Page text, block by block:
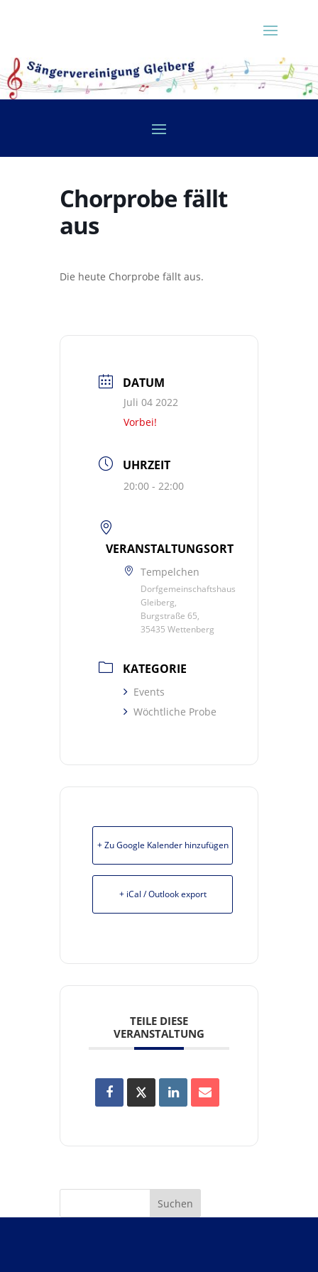
Chorprobe fällt
aus
Die heute Chorprobe fällt aus.
DATUM
Juli 04 2022
Vorbei!
UHRZEIT
20:00 - 22:00
VERANSTALTUNGSORT
Tempelchen
Dorfgemeinschaftshaus
Gleiberg,
Burgstraße 65,
35435 Wettenberg
KATEGORIE
Events
Wöchtliche Probe
+ Zu Google Kalender hinzufügen
+ iCal / Outlook export
TEILE DIESE
VERANSTALTUNG